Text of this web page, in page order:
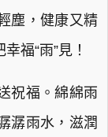
塵，健康又精
福“雨”見！
祝福。綿綿雨
潺雨水，滋潤